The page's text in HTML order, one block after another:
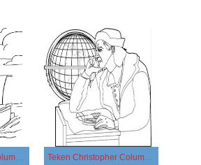
Teken Christopher Columbus eenvoudig Teken Christopher Columbus gratis afdrukbaar